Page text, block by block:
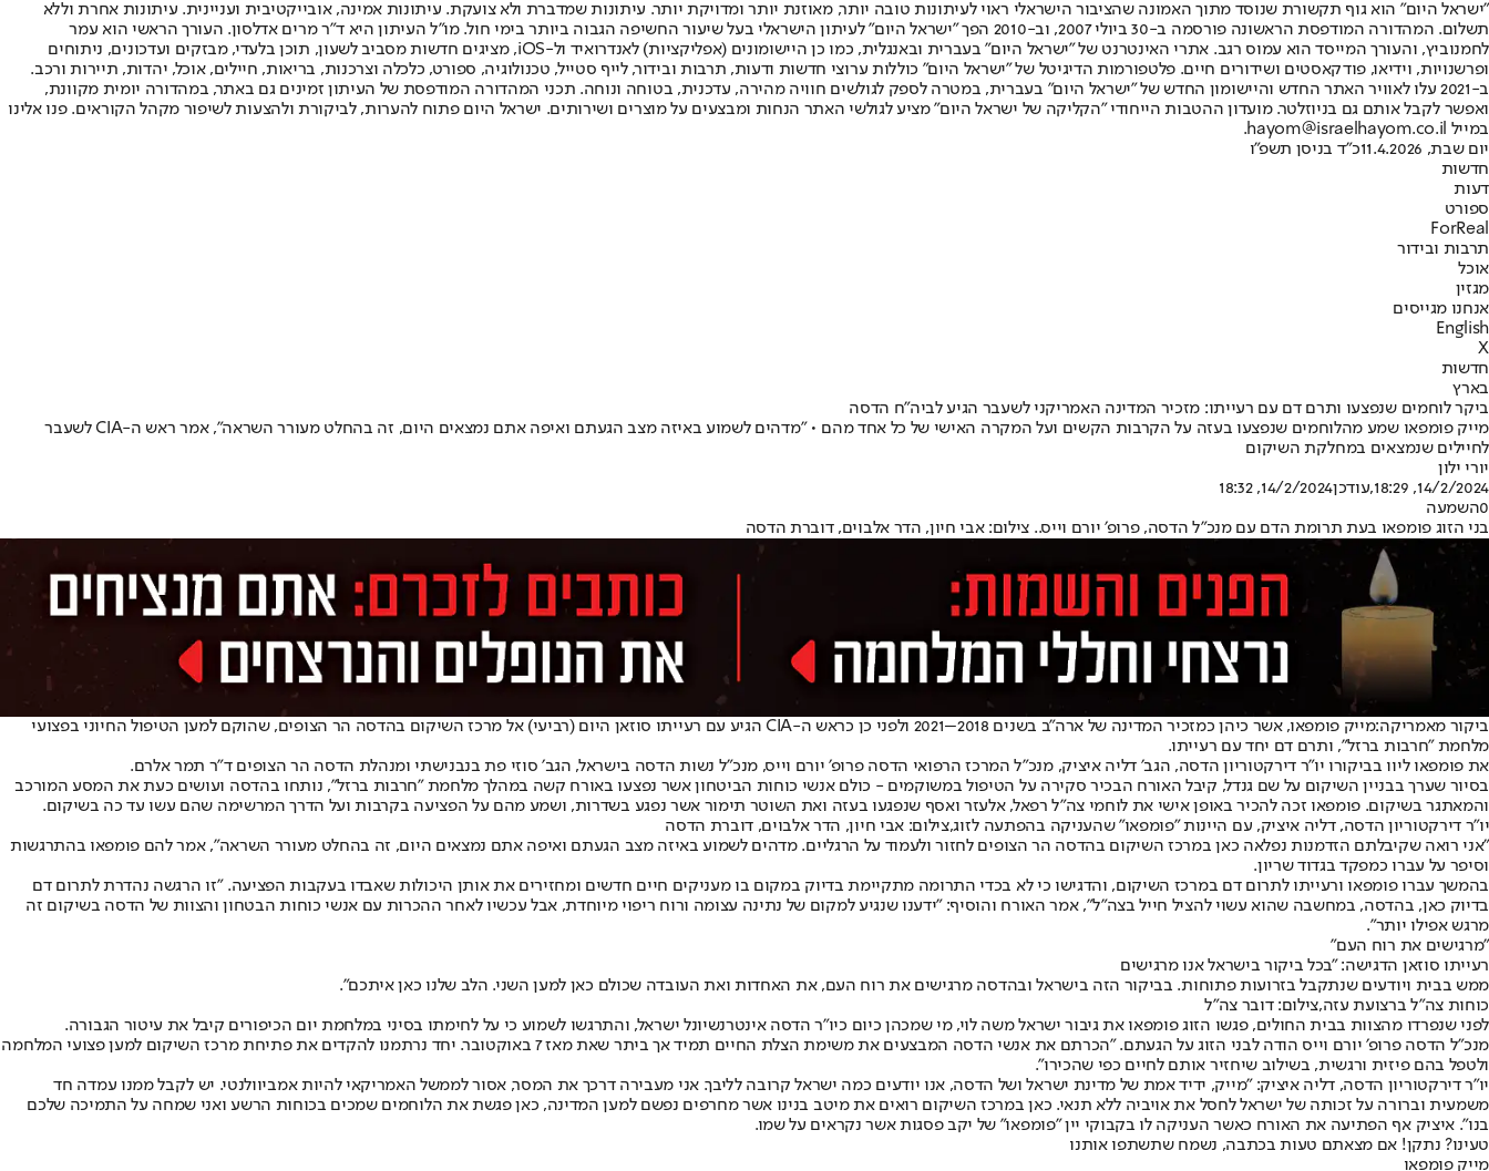
"ישראל היום" הוא גוף תקשורת שנוסד מתוך האמונה שהציבור הישראלי ראוי לעיתונות טובה יותר, מאוזנת יותר ומדויקת יותר. עיתונות שמדברת ולא צועקת. עיתונות אמינה, אובייקטיבית ועניינית. עיתונות אחרת וללא
תשלום. המהדורה המודפסת הראשונה פורסמה ב-30 ביולי 2007, וב-2010 הפך "ישראל היום" לעיתון הישראלי בעל שיעור החשיפה הגבוה ביותר בימי חול. מו"ל העיתון היא ד"ר מרים אדלסון. העורך הראשי הוא עמר
לחמנוביץ, והעורך המייסד הוא עמוס רגב. אתרי האינטרנט של "ישראל היום" בעברית ובאנגלית, כמו כן היישומונים (אפליקציות) לאנדרואיד ול-iOS, מציגים חדשות מסביב לשעון, תוכן בלעדי, מבזקים ועדכונים, ניתוחים
ופרשנויות, וידיאו, פודקאסטים ושידורים חיים. פלטפורמות הדיגיטל של "ישראל היום" כוללות ערוצי חדשות ודעות, תרבות ובידור, לייף סטייל, טכנולוגיה, ספורט, כלכלה וצרכנות, בריאות, חיילים, אוכל, יהדות, תיירות ורכב.
ב-2021 עלו לאוויר האתר החדש והיישומון החדש של "ישראל היום" בעברית, במטרה לספק לגולשים חוויה מהירה, עדכנית, בטוחה ונוחה. תכני המהדורה המודפסת של העיתון זמינים גם באתר, במהדורה יומית מקוונת,
ואפשר לקבל אותם גם בניוזלטר. מועדון ההטבות הייחודי "הקליקה של ישראל היום" מציע לגולשי האתר הנחות ומבצעים על מוצרים ושירותים. ישראל היום פתוח להערות, לביקורת ולהצעות לשיפור מקהל הקוראים. פנו אלינו
במייל hayom@israelhayom.co.il.
יום שבת, 11.4.2026
כ"ד בניסן תשפ"ו
חדשות
דעות
ספורט
ForReal
תרבות ובידור
אוכל
מגזין
אנחנו מגייסים
English
X
חדשות
בארץ
ביקר לוחמים שנפצעו ותרם דם עם רעייתו: מזכיר המדינה האמריקני לשעבר הגיע לביה"ח הדסה
מייק פומפאו שמע מהלוחמים שנפצעו בעזה על הקרבות הקשים ועל המקרה האישי של כל אחד מהם • "מדהים לשמוע באיזה מצב הגעתם ואיפה אתם נמצאים היום, זה בהחלט מעורר השראה", אמר ראש ה-CIA לשעבר
לחיילים שנמצאים במחלקת השיקום
יורי ילון
14/2/2024, 18:29
,עודכן14/2/2024, 18:32
0השמעה
בני הזוג פומפאו בעת תרומת הדם עם מנכ״ל הדסה, פרופ׳ יורם וייס.. צילום: אבי חיון, הדר אלבוים, דוברת הדסה
ביקור מאמריקה:
מייק פומפאו, אשר כיהן כמזכיר המדינה של ארה"ב בשנים 2018–2021 ולפני כן כראש ה-CIA הגיע עם רעייתו סוזאן היום (רביעי) אל מרכז השיקום בהדסה הר הצופים, שהוקם למען הטיפול החיוני בפצועי
מלחמת ״חרבות ברזל״, ותרם דם יחד עם רעייתו.
את פומפאו ליוו בביקורו יו״ר דירקטוריון הדסה, הגב׳ דליה איציק, מנכ״ל המרכז הרפואי הדסה פרופ׳ יורם וייס, מנכ״ל נשות הדסה בישראל, הגב׳ סוזי פת בנבנישתי ומנהלת הדסה הר הצופים ד״ר תמר אלרם.
בסיור שערך בבניין השיקום על שם גנדל, קיבל האורח הבכיר סקירה על הטיפול במשוקמים - כולם אנשי כוחות הביטחון אשר נפצעו באורח קשה במהלך מלחמת ״חרבות ברזל״, נותחו בהדסה ועושים כעת את המסע המורכב
והמאתגר בשיקום. פומפאו זכה להכיר באופן אישי את לוחמי צה״ל רפאל, אלעזר ואסף שנפגעו בעזה ואת השוטר תימור אשר נפגע בשדרות, ושמע מהם על הפציעה בקרבות ועל הדרך המרשימה שהם עשו עד כה בשיקום.
⁠יו״ר דירקטוריון הדסה, דליה איציק, עם היינות ״פומפאו״ שהעניקה בהפתעה לזוג,צילום: אבי חיון, הדר אלבוים, דוברת הדסה
״אני רואה שקיבלתם הזדמנות נפלאה כאן במרכז השיקום בהדסה הר הצופים לחזור ולעמוד על הרגליים. מדהים לשמוע באיזה מצב הגעתם ואיפה אתם נמצאים היום, זה בהחלט מעורר השראה״, אמר להם פומפאו בהתרגשות
וסיפר על עברו כמפקד בגדוד שריון.
בהמשך עברו פומפאו ורעייתו לתרום דם במרכז השיקום, והדגישו כי לא בכדי התרומה מתקיימת בדיוק במקום בו מעניקים חיים חדשים ומחזירים את אותן היכולות שאבדו בעקבות הפציעה. ״זו הרגשה נהדרת לתרום דם
בדיוק כאן, בהדסה, במחשבה שהוא עשוי להציל חייל בצה״ל״, אמר האורח והוסיף: "ידענו שנגיע למקום של נתינה עצומה ורוח ריפוי מיוחדת, אבל עכשיו לאחר ההכרות עם אנשי כוחות הבטחון והצוות של הדסה בשיקום זה
מרגש אפילו יותר״.
"מרגישים את רוח העם"
רעייתו סוזאן הדגישה: ״בכל ביקור בישראל אנו מרגישים
ממש בבית ויודעים שנתקבל בזרועות פתוחות. בביקור הזה בישראל ובהדסה מרגישים את רוח העם, את האחדות ואת העובדה שכולם כאן למען השני. הלב שלנו כאן איתכם״.
כוחות צה"ל ברצועת עזה,צילום: דובר צה"ל
לפני שנפרדו מהצוות בבית החולים, פגשו הזוג פומפאו את גיבור ישראל משה לוי, מי שמכהן כיום כיו"ר הדסה אינטרנשיונל ישראל, והתרגשו לשמוע כי על לחימתו בסיני במלחמת יום הכיפורים קיבל את עיטור הגבורה.
מנכ״ל הדסה פרופ׳ יורם וייס הודה לבני הזוג על הגעתם. ״הכרתם את אנשי הדסה המבצעים את משימת הצלת החיים תמיד אך ביתר שאת מאז 7 באוקטובר. יחד נרתמנו להקדים את פתיחת מרכז השיקום למען פצועי המלחמה
ולטפל בהם פיזית ורגשית, בשילוב שיחזיר אותם לחיים כפי שהכירו״.
יו״ר דירקטוריון הדסה, דליה איציק: ״מייק, ידיד אמת של מדינת ישראל ושל הדסה, אנו יודעים כמה ישראל קרובה לליבך. אני מעבירה דרכך את המסר, אסור לממשל האמריקאי להיות אמביוולנטי. יש לקבל ממנו עמדה חד
משמעית וברורה על זכותה של ישראל לחסל את אויביה ללא תנאי. כאן במרכז השיקום רואים את מיטב בנינו אשר מחרפים נפשם למען המדינה, כאן פגשת את הלוחמים שמכים בכוחות הרשע ואני שמחה על התמיכה שלכם
בנו״. איציק אף הפתיעה את האורח כאשר העניקה לו בקבוקי יין ״פומפאו״ של יקב פסגות אשר נקראים על שמו.
טעינו? נתקן! אם מצאתם טעות בכתבה, נשמח שתשתפו אותנו
מייק פומפאו